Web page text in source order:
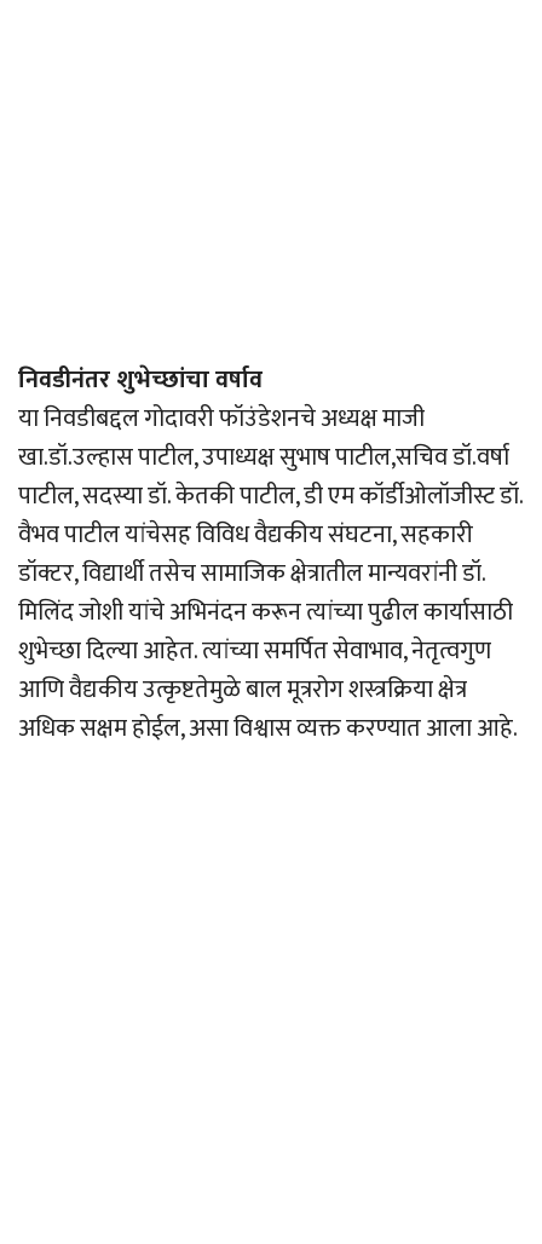
निवडीनंतर शुभेच्छांचा वर्षाव
या निवडीबद्दल गोदावरी फॉउंडेशनचे अध्यक्ष माजी
खा.डॉ.उल्हास पाटील, उपाध्यक्ष सुभाष पाटील,सचिव डॉ.वर्षा
पाटील, सदस्या डॉ. केतकी पाटील, डी एम कॉर्डीओलॉजीस्ट डॉ.
वैभव पाटील यांचेसह विविध वैद्यकीय संघटना, सहकारी
डॉक्टर, विद्यार्थी तसेच सामाजिक क्षेत्रातील मान्यवरांनी डॉ.
मिलिंद जोशी यांचे अभिनंदन करून त्यांच्या पुढील कार्यासाठी
शुभेच्छा दिल्या आहेत. त्यांच्या समर्पित सेवाभाव, नेतृत्वगुण
आणि वैद्यकीय उत्कृष्टतेमुळे बाल मूत्ररोग शस्त्रक्रिया क्षेत्र
अधिक सक्षम होईल, असा विश्वास व्यक्त करण्यात आला आहे.